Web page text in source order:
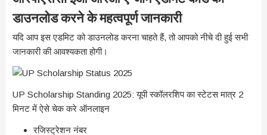
डाउनलोड करने के महत्वपूर्ण जानकारी
यदि आप इस एडमिट को डाउनलोड करना चाहते हैं, तो आपको नीचे दी हुई सभी
जानकारी की आवश्यकता होगी।
UP Scholarship Standing 2025: यूपी स्कॉलरशिप का स्टेटस मात्र 2
मिनट में ऐसे चेक करे ऑनलाइन
रजिस्ट्रेशन नंबर